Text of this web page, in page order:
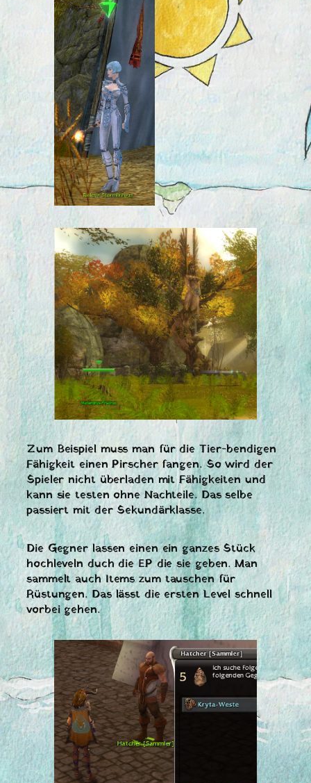
Zum Beispiel muss man für die Tier-bendigen
Fähigkeit einen Pirscher fangen. So wird der
Spieler nicht überladen mit Fähigkeiten und
kann sie testen ohne Nachteile. Das selbe
passiert mit der Sekundärklasse.
Die Gegner lassen einen ein ganzes Stück
hochleveln duch die EP die sie geben. Man
sammelt auch Items zum tauschen für
Rüstungen. Das lässt die ersten Level schnell
vorbei gehen.